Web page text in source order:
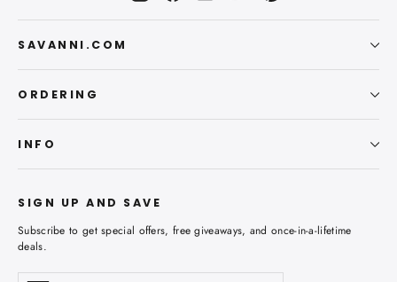
SAVANNI.COM
ORDERING
INFO
SIGN UP AND SAVE
Subscribe to get special offers, free giveaways, and once-in-a-lifetime
deals.
Enter
Subscribe